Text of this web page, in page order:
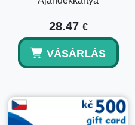
is felhasználható.
kód, amelyet e-
másik regionális fiókon?
28.47 €
VÁSÁRLÁS